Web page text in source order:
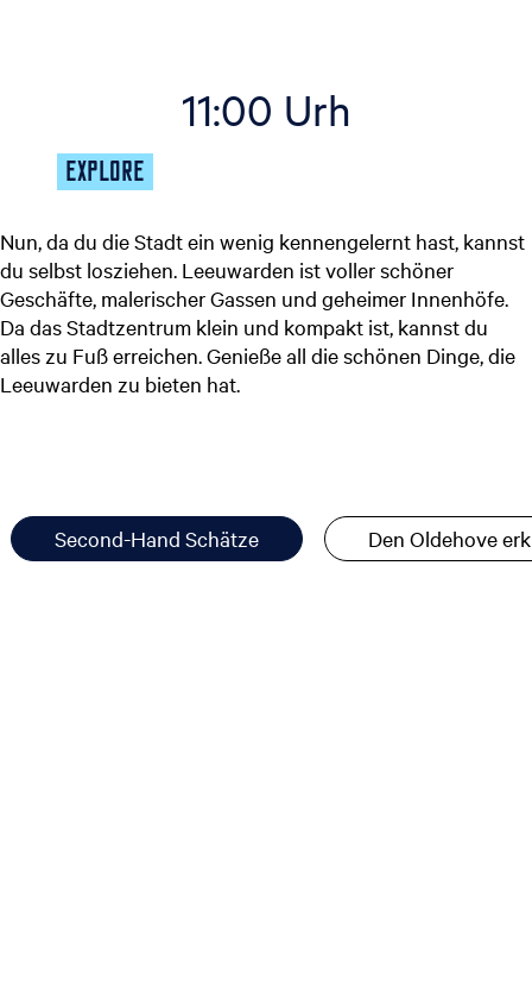
11:00 Urh
EXPLORE
Nun, da du die Stadt ein wenig kennengelernt hast, kannst
du selbst losziehen. Leeuwarden ist voller schöner
Geschäfte, malerischer Gassen und geheimer Innenhöfe.
Da das Stadtzentrum klein und kompakt ist, kannst du
alles zu Fuß erreichen. Genieße all die schönen Dinge, die
Leeuwarden zu bieten hat.
Second-Hand Schätze Den Oldehove